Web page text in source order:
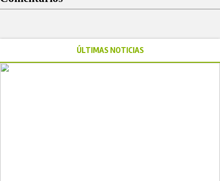
ÚLTIMAS NOTICIAS